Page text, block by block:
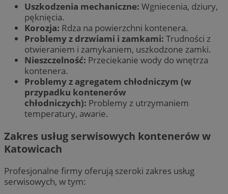
Uszkodzenia mechaniczne: Wgniecenia, dziury,
pęknięcia.
Korozja: Rdza na powierzchni kontenera.
Problemy z drzwiami i zamkami: Trudności z
otwieraniem i zamykaniem, uszkodzone zamki.
Nieszczelność: Przeciekanie wody do wnętrza
kontenera.
Problemy z agregatem chłodniczym (w
przypadku kontenerów
chłodniczych): Problemy z utrzymaniem
temperatury, awarie.
Zakres usług serwisowych kontenerów w
Katowicach
Profesjonalne firmy oferują szeroki zakres usług
serwisowych, w tym: